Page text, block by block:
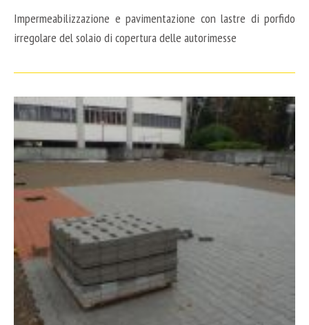
Impermeabilizzazione e pavimentazione con lastre di porfido
irregolare del solaio di copertura delle autorimesse